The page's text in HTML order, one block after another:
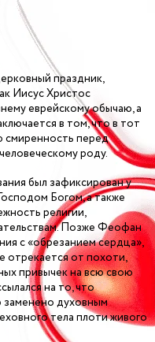
праздник,
Иисус Христос
еврейскому обычаю, а
в том, что в тот
смиренность перед
роду.
был зафиксирован у
Богом, а также
религии,
Позже Феофан
с «обрезанием сердца»,
отрекается от похоти,
привычек на всю свою
на то, что
заменено духовным
тела плоти живого